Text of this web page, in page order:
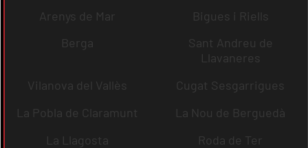
Arenys de Mar
Bigues i Riells
Berga
Sant Andreu de
Llavaneres
Vilanova del Vallès
Cugat Sesgarrigues
La Pobla de Claramunt
La Nou de Berguedà
La Llagosta
Roda de Ter